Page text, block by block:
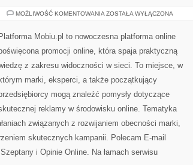
MOŻLIWOŚĆ KOMENTOWANIA SEO
ZOSTAŁA WYŁĄCZONA
Platforma Mobiu.pl to nowoczesna platforma online
promocji online, która spaja praktyczną
z zakresu widoczności w sieci. To miejsce, w
którym marki, eksperci, a także początkujący
mogą znaleźć pomysły dotyczące
reklamy w środowisku online. Tematyka
związanych z rozwijaniem obecności marki,
skutecznych kampanii. Polecam E-mail
i Opinie Online. Na łamach serwisu